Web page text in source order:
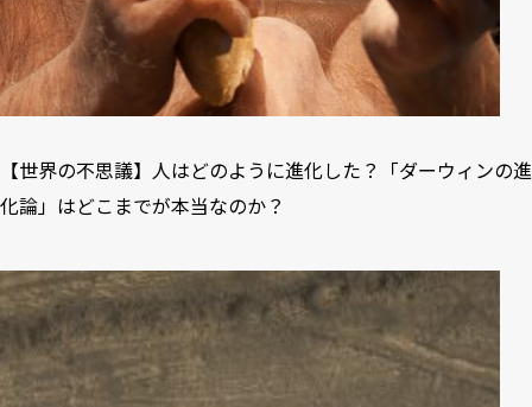
【世界の不思議】人はどのように進化した？「ダーウィンの進
化論」はどこまでが本当なのか？